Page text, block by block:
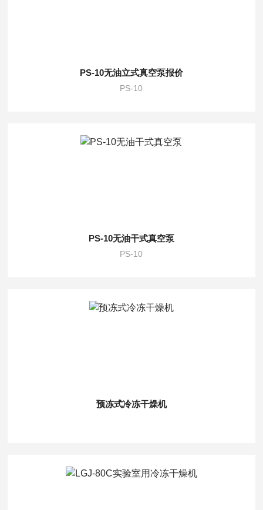
PS-10无油立式真空泵报价
PS-10
PS-10无油干式真空泵
PS-10
预冻式冷冻干燥机